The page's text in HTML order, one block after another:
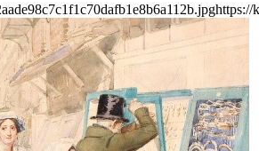
https://